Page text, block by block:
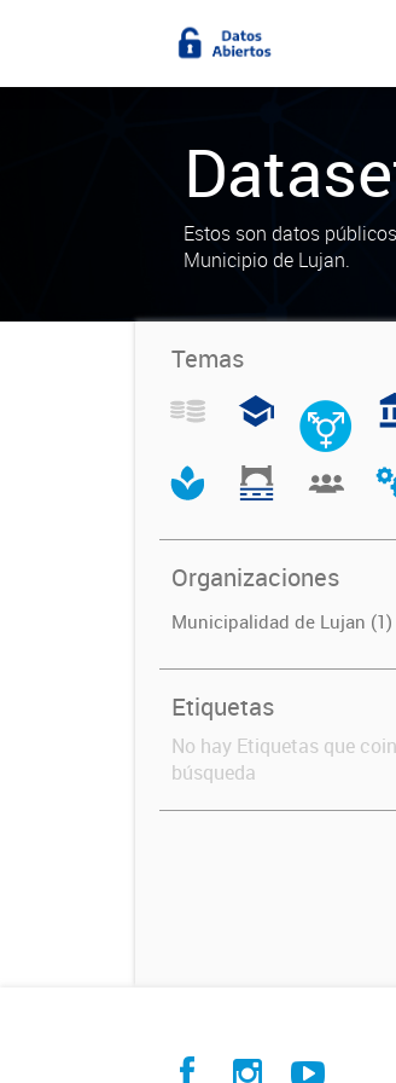
Estos son datos
Municipio de Lujan.
Temas
Organizaciones
Municipalidad de Lujan (1)
Etiquetas
No hay Etiquetas que
búsqueda